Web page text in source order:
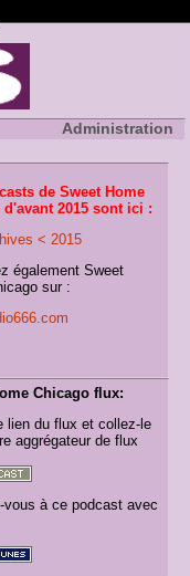
Administration
de Sweet Home
d'avant 2015 sont ici :
< 2015
également Sweet
sur :
Chicago flux:
lien du flux et collez-le
aggrégateur de flux
vous à ce podcast avec